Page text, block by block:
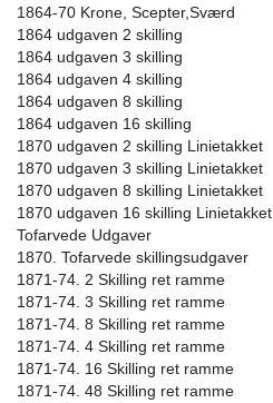
1864-70 Krone, Scepter,Sværd
1864 udgaven 2 skilling
1864 udgaven 3 skilling
1864 udgaven 4 skilling
1864 udgaven 8 skilling
1864 udgaven 16 skilling
1870 udgaven 2 skilling Linietakket
1870 udgaven 3 skilling Linietakket
1870 udgaven 8 skilling Linietakket
1870 udgaven 16 skilling Linietakket
Tofarvede Udgaver
1870. Tofarvede skillingsudgaver
1871-74. 2 Skilling ret ramme
1871-74. 3 Skilling ret ramme
1871-74. 8 Skilling ret ramme
1871-74. 4 Skilling ret ramme
1871-74. 16 Skilling ret ramme
1871-74. 48 Skilling ret ramme